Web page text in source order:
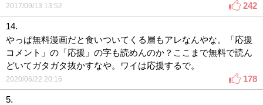
2017/09/13 13:52 242
14.
やっぱ無料漫画だと食いついてくる層もアレなんやな。「応援
コメント」の「応援」の字も読めんのか？ここまで無料で読ん
どいてガタガタ抜かすなや。ワイは応援するで。
2020/06/22 20:16 178
5.